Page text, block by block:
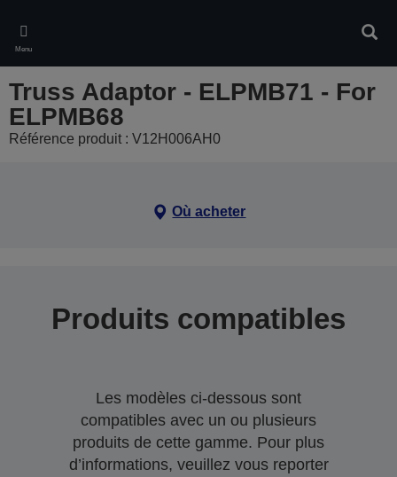
main
content
Menu
Truss Adaptor - ELPMB71 - For
ELPMB68
Référence produit : V12H006AH0
Où acheter
Produits compatibles
Les modèles ci-dessous sont
compatibles avec un ou plusieurs
produits de cette gamme. Pour plus
d’informations, veuillez vous reporter